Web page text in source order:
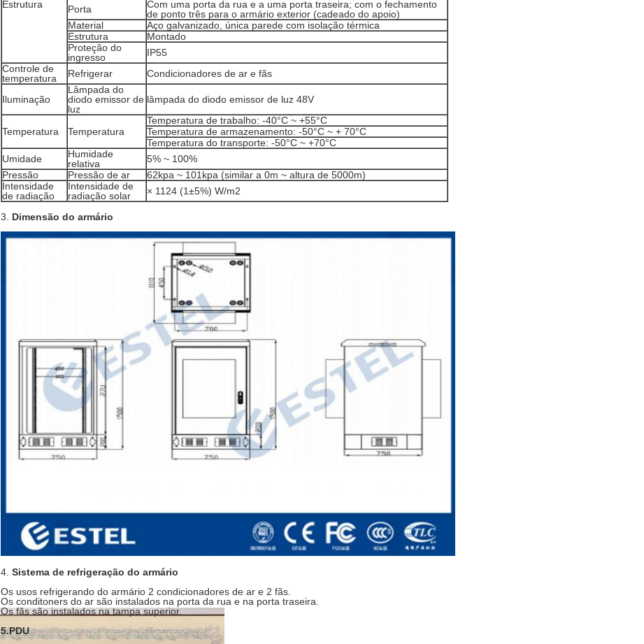
Estrutura Porta
Com uma porta da rua e a uma porta traseira; com o fechamento
de ponto três para o armário exterior (cadeado do apoio)
Material
Aço galvanizado, única parede com isolação térmica
Estrutura
Montado
Proteção do
ingresso
IP55
Controle de
temperatura
Refrigerar Condicionadores de ar e fãs
Iluminação
Lâmpada do
diodo emissor de
luz
lâmpada do diodo emissor de luz 48V
Temperatura Temperatura
Temperatura de trabalho: -40°C ~ +55°C
Temperatura de armazenamento: -50°C ~ + 70°C
Temperatura do transporte: -50°C ~ +70°C
Umidade
Humidade
relativa
5% ~ 100%
Pressão
Pressão de ar
62kpa ~ 101kpa (similar a 0m ~ altura de 5000m)
Intensidade
de radiação
Intensidade de
radiação solar
× 1124 (1±5%) W/m2
3. Dimensão do armário
4. Sistema de refrigeração do armário
Os usos refrigerando do armário 2 condicionadores de ar e 2 fãs.
Os conditoners do ar são instalados na porta da rua e na porta traseira.
Os fãs são instalados na tampa superior.
5.PDU